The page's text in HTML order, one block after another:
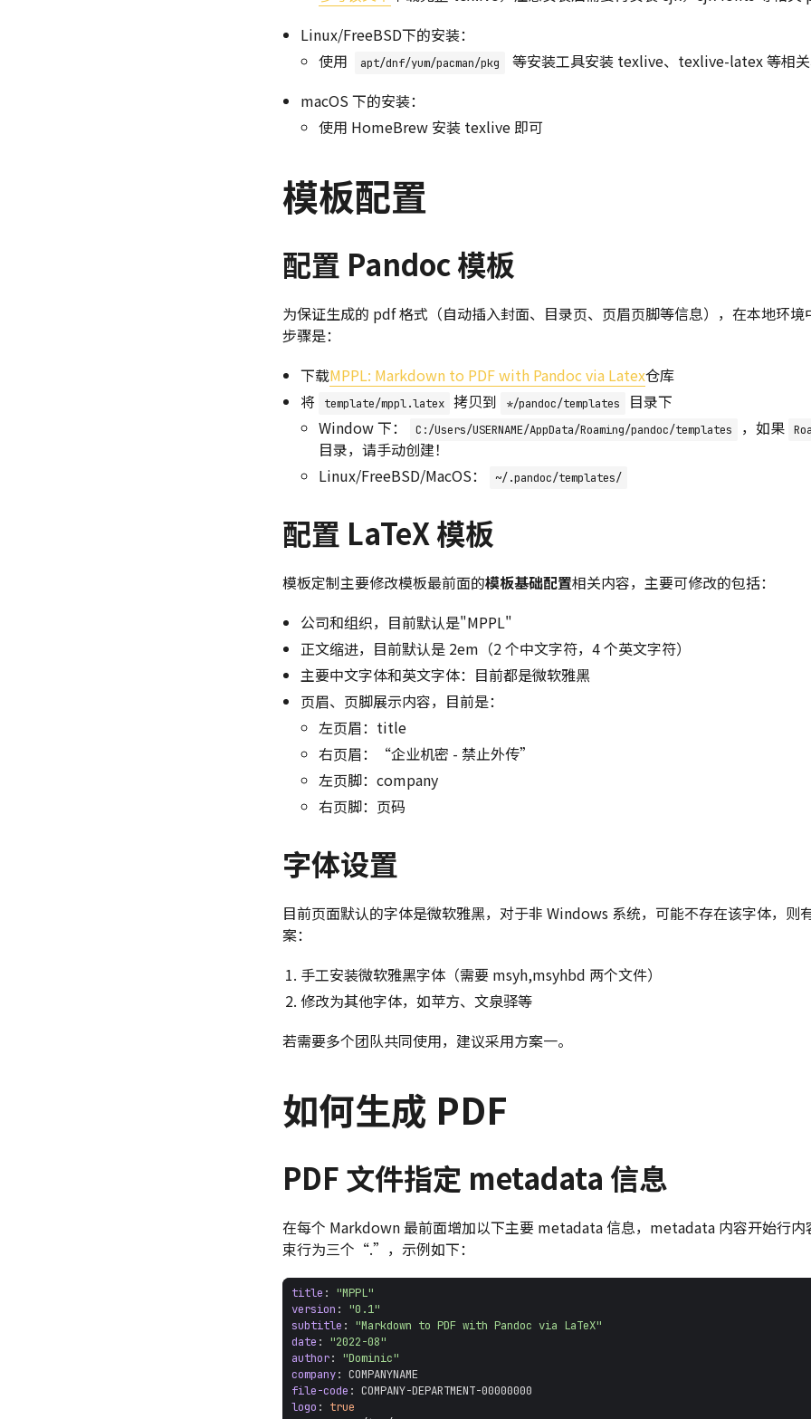
Linux/FreeBSD下的安装：
使用
apt/dnf/yum/pacman/pkg
等安装工具安装 texlive、texlive-latex 等相
macOS 下的安装：
使用 HomeBrew 安装 texlive 即可
模板配置
配置 Pandoc 模板
为保证生成的 pdf 格式（自动插入封面、目录页、页眉页脚等信息），在本地环境
步骤是：
下载MPPL: Markdown to PDF with Pandoc via Latex仓库
将
template/mppl.latex 拷贝到 */pandoc/templates
目录下
Window 下：
C:/Users/USERNAME/AppData/Roaming/pandoc/templates ，如果
目录，请手动创建！
Linux/FreeBSD/MacOS：
~/.pandoc/templates/
配置 LaTeX 模板
模板定制主要修改模板最前面的模板基础配置相关内容，主要可修改的包括：
公司和组织，目前默认是"MPPL"
正文缩进，目前默认是 2em（2 个中文字符，4 个英文字符）
主要中文字体和英文字体：目前都是微软雅黑
页眉、页脚展示内容，目前是：
左页眉：title
右页眉：“企业机密 - 禁止外传”
左页脚：company
右页脚：页码
字体设置
目前页面默认的字体是微软雅黑，对于非 Windows 系统，可能不存在该字体，则
案：
手工安装微软雅黑字体（需要 msyh,msyhbd 两个文件）
修改为其他字体，如苹方、文泉驿等
若需要多个团队共同使用，建议采用方案一。
如何生成 PDF
PDF 文件指定 metadata 信息
在每个 Markdown 最前面增加以下主要 metadata 信息，metadata 内容开始行
束行为三个“.”，示例如下：
title : "MPPL"
version : "0.1"
subtitle : "Markdown to PDF with Pandoc via LaTeX"
date : "2022-08"
author: "Dominic"
company: COMPANYNAME
file-code : COMPANY-DEPARTMENT-00000000
logo : true